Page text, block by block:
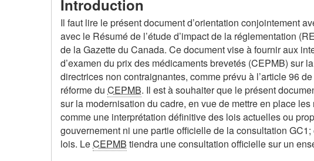
Introduction
Il faut lire le présent document d’orientation conjointement
avec le Résumé de l’étude d’impact de la réglementation
de la Gazette du Canada. Ce document vise à fournir aux
d’examen du prix des médicaments brevetés (CEPMB) sur
directrices non contraignantes, comme prévu à l’article 96
réforme du CEPMB. Il est à souhaiter que le présent
sur la modernisation du cadre, en vue de mettre en place
comme une interprétation définitive des lois actuelles ou
gouvernement ni une partie officielle de la consultation
lois. LeCEPMB tiendra une consultation officielle sur un